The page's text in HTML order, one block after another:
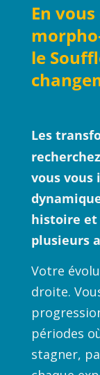
En
le
Les
vous vous
histoire et
plusieurs
Votre
droite.
périodes
stagner,